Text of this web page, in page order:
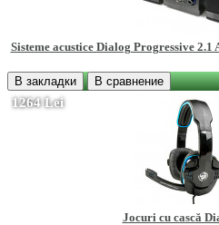
Sisteme acustice Dialog Progressive
В закладки В сравнение
1264 Lei
Jocuri cu cască